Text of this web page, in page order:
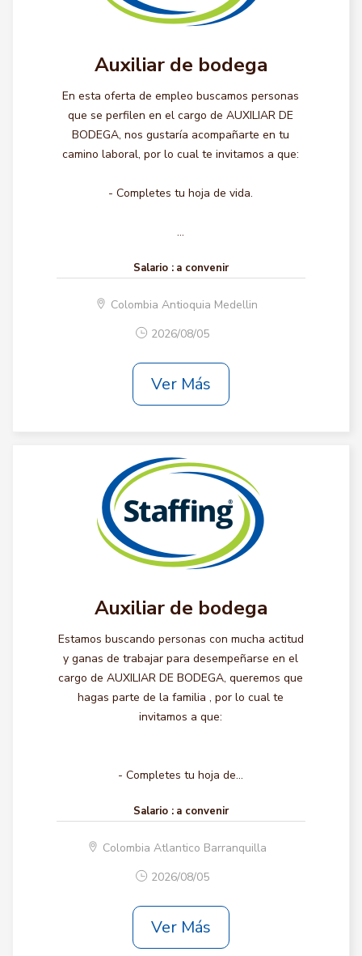
Auxiliar de bodega
En esta oferta de empleo buscamos personas
que se perfilen en el cargo de AUXILIAR DE
BODEGA, nos gustaría acompañarte en tu
camino laboral, por lo cual te invitamos a que:
- Completes tu hoja de vida.
...
Salario : a convenir
Colombia Antioquia Medellin
2026/08/05
Ver Más
Auxiliar de bodega
Estamos buscando personas con mucha actitud
y ganas de trabajar para desempeñarse en el
cargo de AUXILIAR DE BODEGA, queremos que
hagas parte de la familia , por lo cual te
invitamos a que:
- Completes tu hoja de...
Salario : a convenir
Colombia Atlantico Barranquilla
2026/08/05
Ver Más